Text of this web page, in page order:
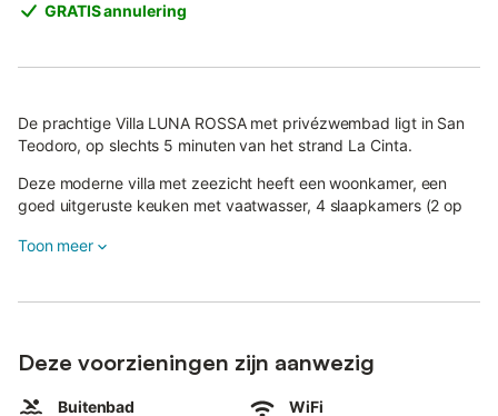
GRATIS annulering
De prachtige Villa LUNA ROSSA met privézwembad ligt in San
Teodoro, op slechts 5 minuten van het strand La Cinta.
Deze moderne villa met zeezicht heeft een woonkamer, een
goed uitgeruste keuken met vaatwasser, 4 slaapkamers (2 op
bovenverdieping, en 2 boven), 3 ensuite badkamers en 1 extra
videogesprekken, airconditioning, een open haard en satelliet-
Toon meer
Deze voorzieningen zijn aanwezig
Buitenbad WiFi